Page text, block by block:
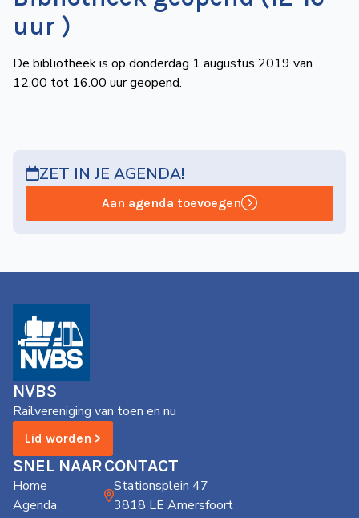
uur )
De bibliotheek is op donderdag 1 augustus 2019 van
12.00 tot 16.00 uur geopend.
ZET IN JE AGENDA!
Aan agenda toevoegen
NVBS
Railvereniging van toen en nu
Lid worden >
SNEL NAAR
Home
Agenda
CONTACT
Stationsplein 47
3818 LE Amersfoort